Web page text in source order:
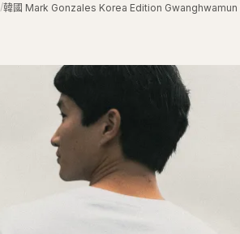
/韓國 Mark Gonzales Korea Edition